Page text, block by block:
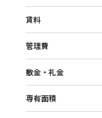
賃料
管理費
敷金・礼金
専有面積